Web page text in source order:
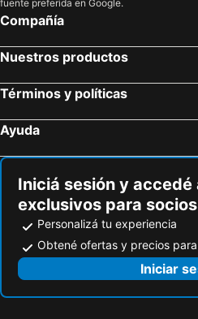
fuente preferida en Google.
Compañía
Nuestros productos
Términos y políticas
Ayuda
Iniciá sesión y
exclusivos para socios
Personalizá tu experiencia
Obtené ofertas y precios
Iniciar